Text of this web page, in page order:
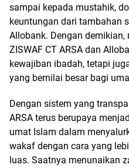
sampai kepada mustahik,
keuntungan dari tambahan
Allobank. Dengan
ZISWAF CT ARSA dan
kewajiban ibadah, tetapi
yang bernilai besar bagi
Dengan sistem yang
ARSA terus berupaya
umat Islam dalam
wakaf dengan cara yang
luas. Saatnya menunaikan